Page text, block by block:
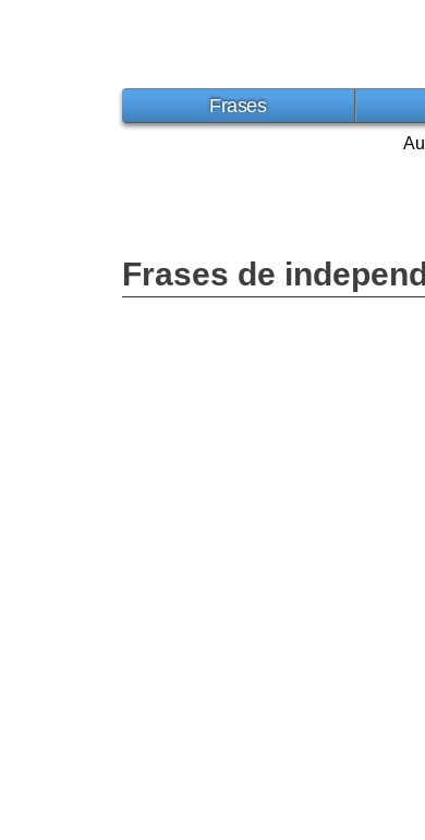
Frases
Frases de